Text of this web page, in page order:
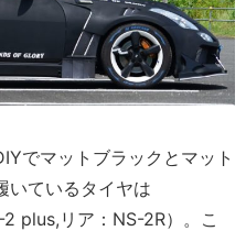
でマットブラックとマット
いているタイヤは
plus,リア：NS-2R）。こ